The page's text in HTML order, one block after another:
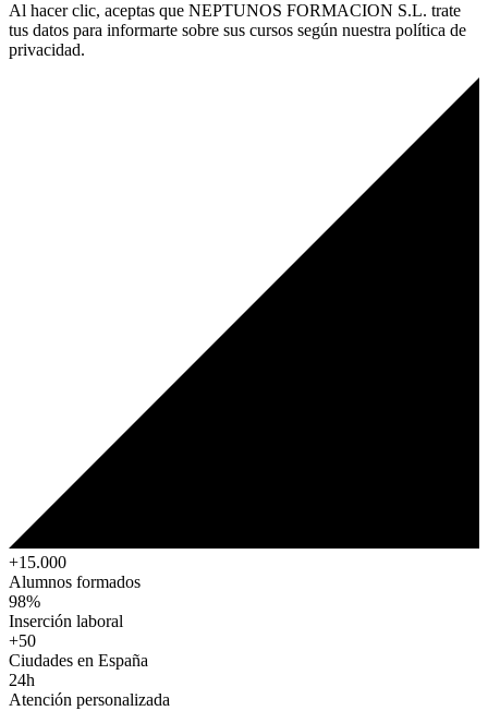
Al hacer clic, aceptas que NEPTUNOS FORMACION S.L. trate
tus datos para informarte sobre sus cursos según nuestra política de
privacidad.
+15.000
Alumnos formados
98%
Inserción laboral
+50
Ciudades en España
24h
Atención personalizada